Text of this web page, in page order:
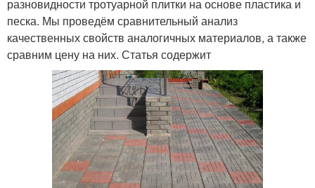
разновидности тротуарной плитки на основе пластика и
песка. Мы проведём сравнительный анализ
качественных свойств аналогичных материалов, а также
сравним цену на них. Статья содержит